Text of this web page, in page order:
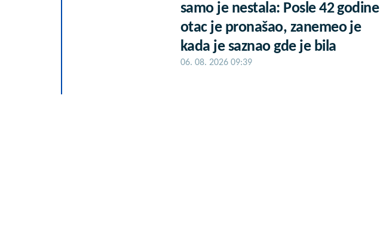
samo je nestala: Posle 42 godine
otac je pronašao, zanemeo je
kada je saznao gde je bila
06. 08. 2026 09:39